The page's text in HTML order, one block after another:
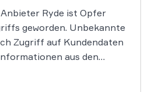
Ryde ist Opfer
geworden. Unbekannte
Zugriff auf Kundendaten
aus den
für Betroffene hat, ist